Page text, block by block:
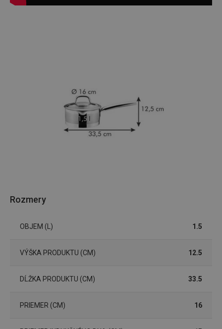
Rozmery
OBJEM (L) 1.5
VÝŠKA PRODUKTU (CM) 12.5
DĹŽKA PRODUKTU (CM) 33.5
PRIEMER (CM) 16